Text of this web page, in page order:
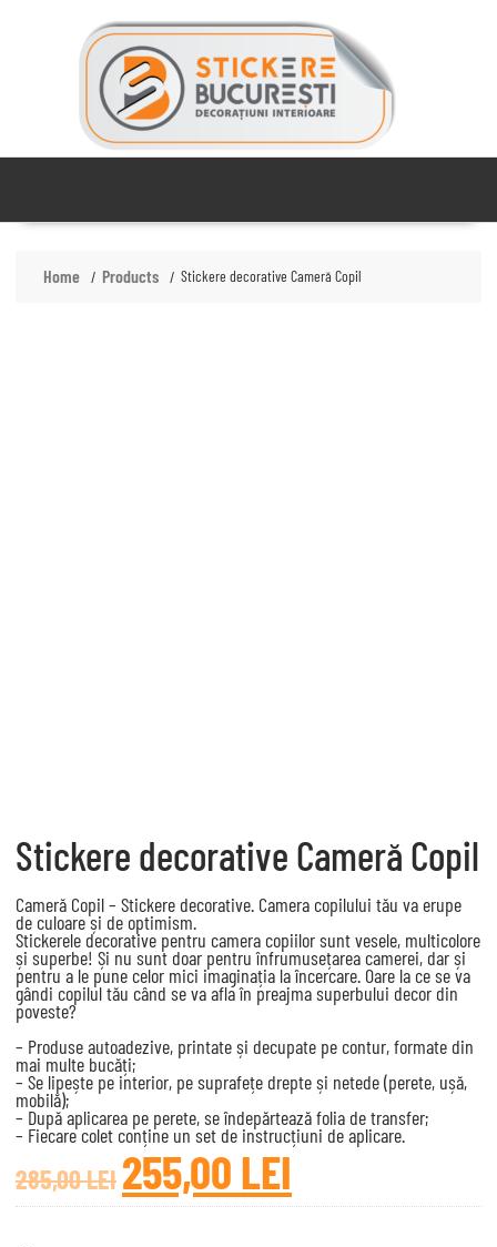
Home Products Stickere decorative Cameră Copil
Stickere decorative Cameră Copil
Cameră Copil – Stickere decorative. Camera copilului tău va erupe
de culoare și de optimism.
Stickerele decorative pentru camera copiilor sunt vesele, multicolore
și superbe! Și nu sunt doar pentru înfrumusețarea camerei, dar și
pentru a le pune celor mici imaginația la încercare. Oare la ce se va
gândi copilul tău când se va afla în preajma superbului decor din
poveste?
– Produse autoadezive, printate și decupate pe contur, formate din
mai multe bucăți;
– Se lipește pe interior, pe suprafețe drepte și netede (perete, ușă,
mobilă);
– După aplicarea pe perete, se îndepărtează folia de transfer;
– Fiecare colet conține un set de instrucțiuni de aplicare.
285,00LEI 255,00 LEI